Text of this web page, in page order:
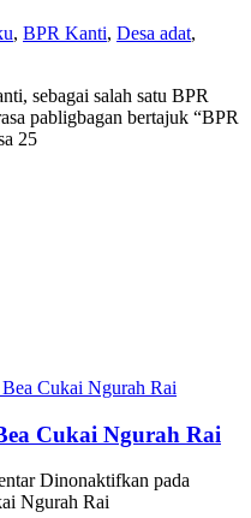
, BPR Kanti, Desa adat,
sebagai salah satu BPR
pabligbagan bertajuk “BPR
25
Cukai Ngurah Rai
Dinonaktifkan pada
Ngurah Rai